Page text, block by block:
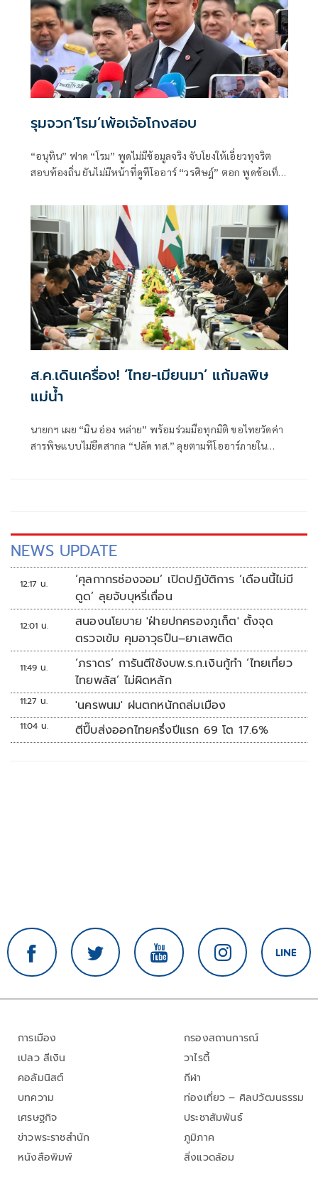
รุมจวก‘โรม’เพ้อเจ้อโกงสอบ
“อนุทิน” ฟาด “โรม” พูดไม่มีข้อมูลจริง จับโยงให้เอี่ยวทุจริต
สอบท้องถิ่น ยันไม่มีหน้าที่ดูทีโออาร์ “วรศิษฎ์” ตอก พูดข้อเท็จ
ส.ค.เดินเครื่อง! ‘ไทย-เมียนมา’ แก้มลพิษ
แม่นํ้า
นายกฯ เผย “มิน อ่อง หล่าย” พร้อมร่วมมือทุกมิติ ขอไทยวัดค่า
สารพิษแบบไม่ยึดสากล “ปลัด ทส.” ลุยตามทีโออาร์ภายใน
NEWS UPDATE
12:17 น.
‘ศุลกากรช่องจอม’ เปิดปฏิบัติการ ‘เดือนนี้ไม่มี
ดูด’ ลุยจับบุหรี่เถื่อน
12:01 น.
สนองนโยบาย 'ฝ่ายปกครองภูเก็ต' ตั้งจุด
ตรวจเข้ม คุมอาวุธปืน–ยาเสพติด
11:49 น.
‘ภราดร’ การันตีใช้งบพ.ร.ก.เงินกู้ทำ ‘ไทยเที่ยว
ไทยพลัส’ ไม่ผิดหลัก
11:27 น. 'นครพนม' ฝนตกหนักถล่มเมือง
11:04 น. ตีปี๊บส่งออกไทยครึ่งปีแรก 69 โต 17.6%
การเมือง
เปลว สีเงิน
คอลัมนิสต์
บทความ
เศรษฐกิจ
ข่าวพระราชสำนัก
หนังสือพิมพ์
กรองสถานการณ์
วาไรตี้
กีฬา
ท่องเที่ยว – ศิลปวัฒนธรรม
ประชาสัมพันธ์
ภูมิภาค
สิ่งแวดล้อม